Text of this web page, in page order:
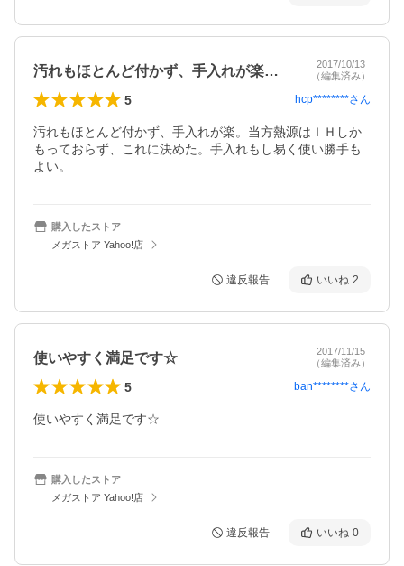
汚れもほとんど付かず、手入れが楽。当方…
2017/10/13
（編集済み）
5 hcp********さん
汚れもほとんど付かず、手入れが楽。当方熱源はＩＨしか
もっておらず、これに決めた。手入れもし易く使い勝手も
よい。
購入したストア
メガストア Yahoo!店
違反報告 いいね 2
使いやすく満足です☆
2017/11/15
（編集済み）
5 ban********さん
使いやすく満足です☆
購入したストア
メガストア Yahoo!店
違反報告 いいね 0